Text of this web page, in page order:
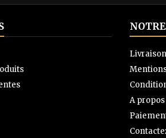
Livraison
A propos